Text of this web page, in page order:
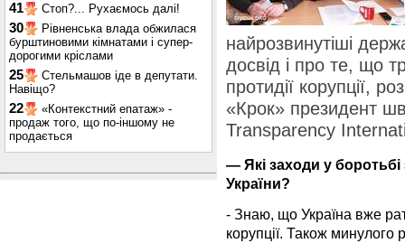
41 Стоп?... Рухаємось далі!
30
Рівненська влада обжилася
бурштиновими кімнатами і супер-
дорогими кріслами
25
Стельмашов іде в депутати.
Навіщо?
22
«Контекстний епатаж» -
продаж того, що по-іншому не
продається
найрозвинутіші
досвід і про те, що
протидії корупції,
«Крок» президент
Transparency
— Які заходи у боротьбі
України?
- Знаю, що Україна вже
корупції. Також